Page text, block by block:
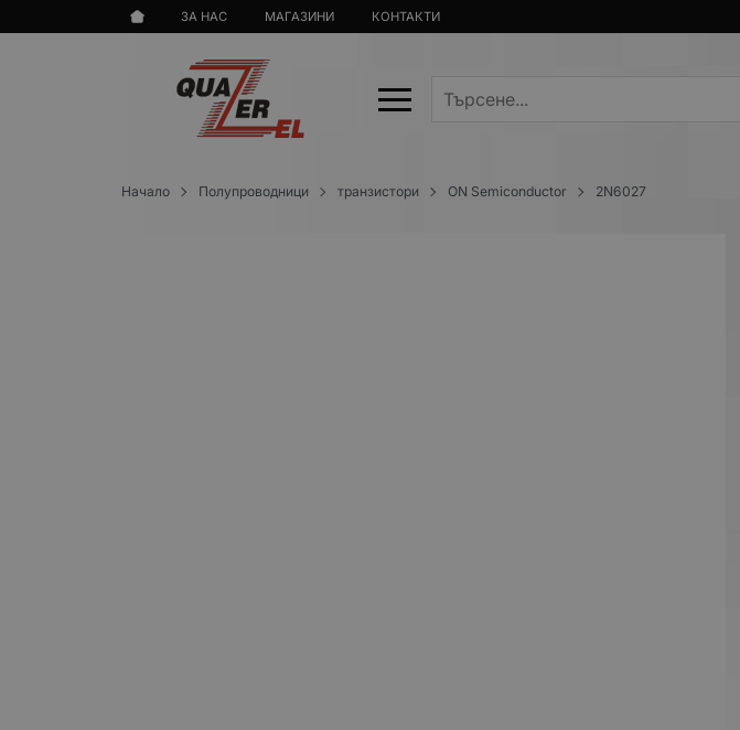
ЗА НАС МАГАЗИНИ КОНТАКТИ
Начало Полупроводници транзистори ON Semiconductor 2N6027